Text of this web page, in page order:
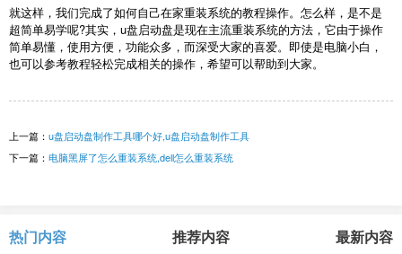
就这样，我们完成了如何自己在家重装系统的教程操作。怎么样，是不是
超简单易学呢?其实，u盘启动盘是现在主流重装系统的方法，它由于操作
简单易懂，使用方便，功能众多，而深受大家的喜爱。即使是电脑小白，
也可以参考教程轻松完成相关的操作，希望可以帮助到大家。
上一篇： u盘启动盘制作工具哪个好,u盘启动盘制作工具
下一篇： 电脑黑屏了怎么重装系统,dell怎么重装系统
热门内容 推荐内容 最新内容